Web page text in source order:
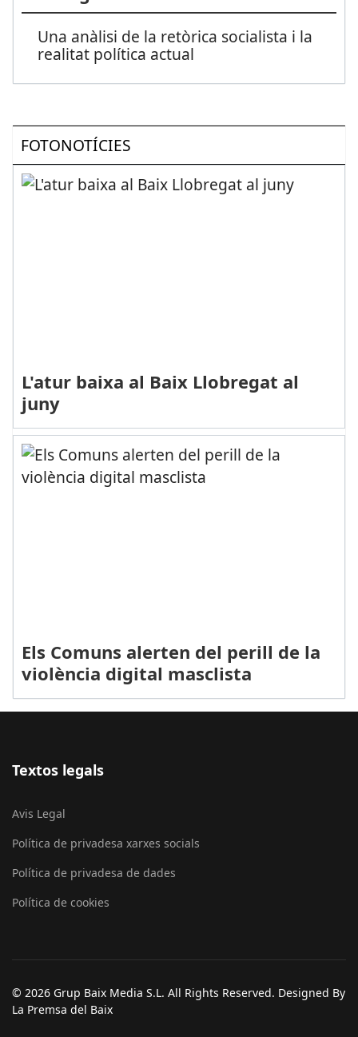
Una anàlisi de la retòrica socialista i la
realitat política actual
FOTONOTÍCIES
L'atur baixa al Baix Llobregat al
juny
Els Comuns alerten del perill de la
violència digital masclista
Textos legals
Avis Legal
Política de privadesa xarxes socials
Política de privadesa de dades
Política de cookies
© 2026 Grup Baix Media S.L. All Rights Reserved. Designed By
La Premsa del Baix